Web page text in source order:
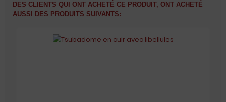
DES CLIENTS QUI ONT ACHETÉ CE PRODUIT, ONT ACHETÉ
AUSSI DES PRODUITS SUIVANTS: